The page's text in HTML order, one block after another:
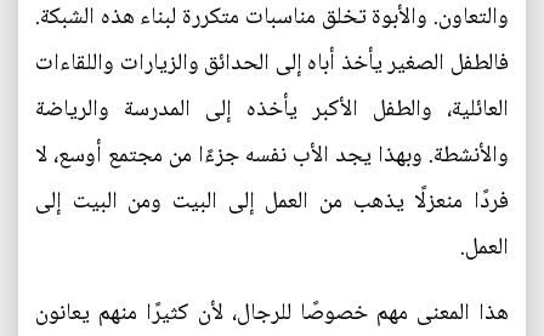
والتعاون. والأبوة تخلق مناسبات متكررة لبناء هذه الشبكة.
فالطفل الصغير يأخذ أباه إلى الحدائق والزيارات واللقاءات
العائلية، والطفل الأكبر يأخذه إلى المدرسة والرياضة
والأنشطة. وبهذا يجد الأب نفسه جزءًا من مجتمع أوسع، لا
فردًا منعزلًا يذهب من العمل إلى البيت ومن البيت إلى
العمل.
هذا المعنى مهم خصوصًا للرجال، لأن كثيرًا منهم يعانون